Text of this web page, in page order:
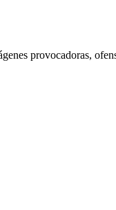
provocadoras,